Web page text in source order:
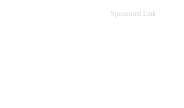
Sponsored Link